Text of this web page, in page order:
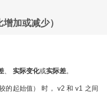
加或减少）
、实际变化或实际差。
的起始值） 时， v2 和 v1 之间